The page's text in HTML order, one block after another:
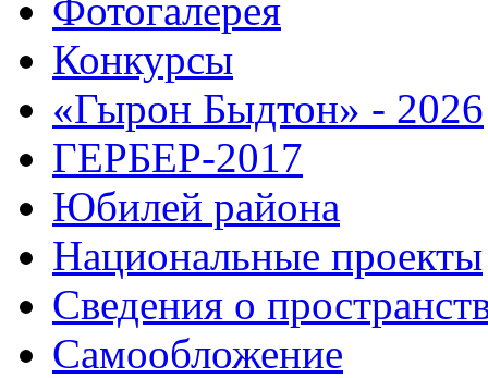
Фотогалерея
Конкурсы
«Гырон Быдтон» - 2026
ГЕРБЕР-2017
Юбилей района
Национальные проекты
Сведения о
Самообложение